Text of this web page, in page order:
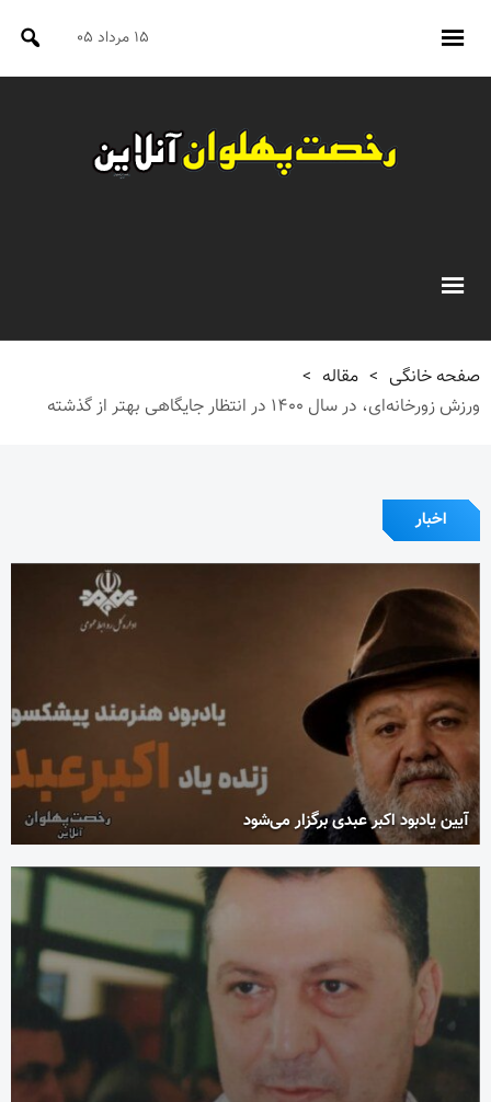
۱۵ مرداد ۰۵
صفحه خانگی > مقاله >
ورزش زورخانه‌ای، در سال ۱۴۰۰ در انتظار جایگاهی بهتر از گذشته
اخبار
آیین یادبود اکبر عبدی برگزار می‌شود